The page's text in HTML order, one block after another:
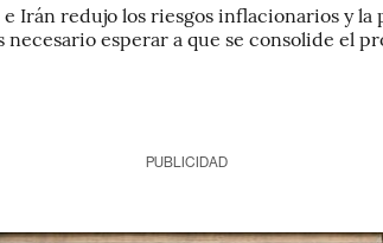
Irán redujo los riesgos inflacionarios y
esperar a que se consolide el
PUBLICIDAD